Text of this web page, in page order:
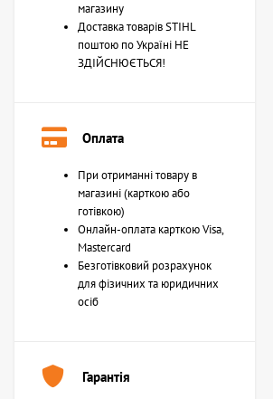
магазину
Доставка товарів STIHL
поштою по Україні НЕ
ЗДІЙСНЮЄТЬСЯ!
Оплата
При отриманні товару в
магазині (карткою або
готівкою)
Онлайн-оплата карткою Visa,
Mastercard
Безготівковий розрахунок
для фізичних та юридичних
осіб
Гарантія